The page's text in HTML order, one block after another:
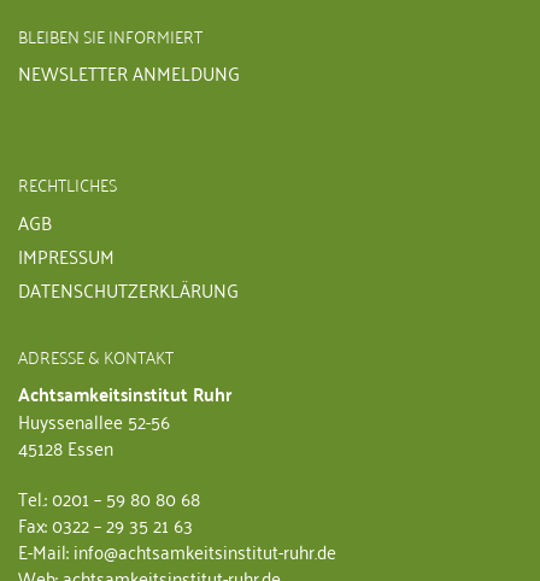
BLEIBEN SIE INFORMIERT
NEWSLETTER ANMELDUNG
RECHTLICHES
AGB
IMPRESSUM
DATENSCHUTZERKLÄRUNG
ADRESSE & KONTAKT
Achtsamkeitsinstitut Ruhr
Huyssenallee 52-56
45128 Essen
Tel.: 0201 – 59 80 80 68
Fax: 0322 – 29 35 21 63
E-Mail: info@achtsamkeitsinstitut-ruhr.de